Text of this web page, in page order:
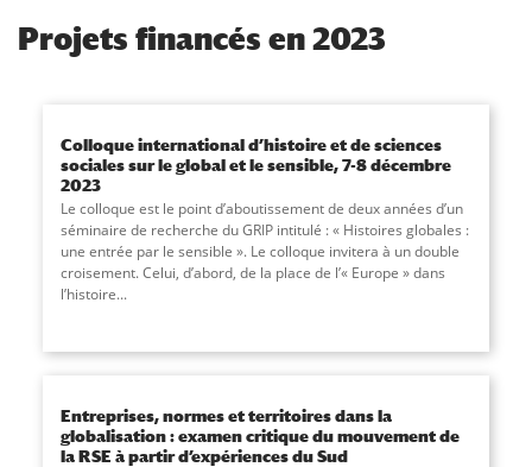
Projets financés en 2023
Colloque international d’histoire et de sciences
sociales sur le global et le sensible, 7-8 décembre
2023
Le colloque est le point d’aboutissement de deux années d’un
séminaire de recherche du GRIP intitulé : « Histoires globales :
une entrée par le sensible ». Le colloque invitera à un double
croisement. Celui, d’abord, de la place de l’« Europe » dans
l’histoire...
Entreprises, normes et territoires dans la
globalisation : examen critique du mouvement de
la RSE à partir d’expériences du Sud